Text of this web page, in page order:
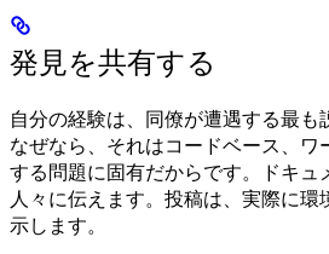
発見を共有する
自分の経験は、同僚が遭遇する最も
なぜなら、それはコードベース、ワ
する問題に固有だからです。ドキュ
人々に伝えます。投稿は、実際に環
示します。